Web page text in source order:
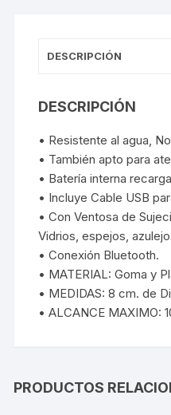
DESCRIPCIÓN
DESCRIPCIÓN
• Resistente al agua,
• También apto para
• Batería interna
• Incluye Cable USB
• Con Ventosa de
Vidrios, espejos,
• Conexión Bluetooth.
• MATERIAL: Goma y
• MEDIDAS: 8 cm. de
• ALCANCE MAXIMO:
PRODUCTOS